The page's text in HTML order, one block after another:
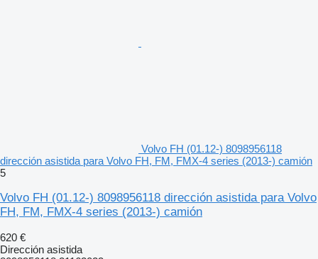
Volvo FH (01.12-) 8098956118
dirección asistida para Volvo FH, FM, FMX-4 series (2013-) camión
5
Volvo FH (01.12-) 8098956118 dirección asistida para Volvo
FH, FM, FMX-4 series (2013-) camión
620 €
Dirección asistida